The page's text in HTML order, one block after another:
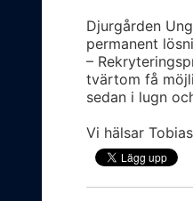
Djurgården
permanent
–
tvärtom få
sedan i lugn
Vi hälsar